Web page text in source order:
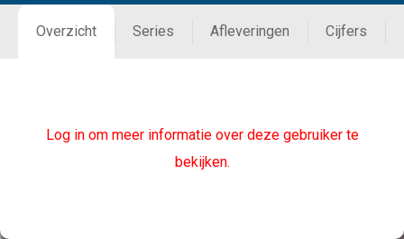
Overzicht Series Afleveringen Cijfers
Log in om meer informatie over deze gebruiker te
bekijken.